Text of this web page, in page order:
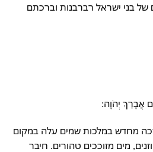
בני ישראל רברבנות וברכתם
אֲבָרֵךְ יְהֹוָה:
מחדש במלכות שמים עלה במקום
מים מזוככים טהורים. חיבר